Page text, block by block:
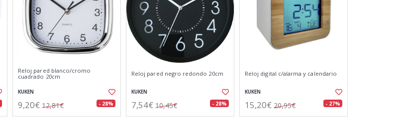
Reloj pared blanco/cromo
cuadrado 20cm
KUKEN
9,20€ 12,81€ - 28%
Reloj pared negro redondo 20cm
KUKEN
7,54€ 10,45€ - 28%
Reloj digital c/alarma y calendario
KUKEN
15,20€ 20,95€ - 27%